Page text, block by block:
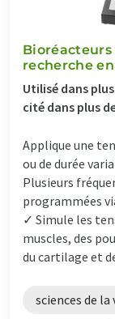
recherche
Utilisé dans
cité dans plus
Applique une
ou de durée
Plusieurs
programmées
✓ Simule les
muscles, des
du cartilage et
sciences de la